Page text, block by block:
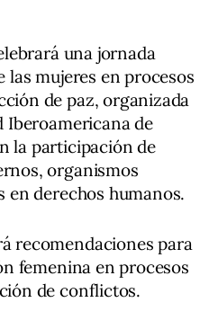
una jornada
mujeres en procesos
de paz, organizada
Iberoamericana de
la participación de
organismos
derechos humanos.
recomendaciones para
femenina en procesos
de conflictos.